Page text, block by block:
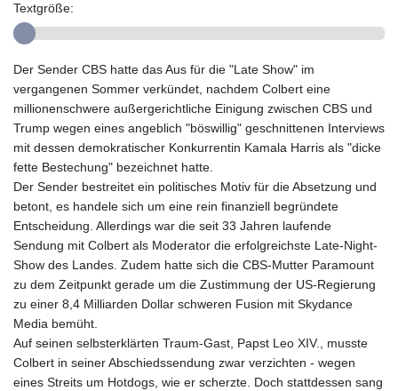
Textgröße:
Der Sender CBS hatte das Aus für die "Late Show" im
vergangenen Sommer verkündet, nachdem Colbert eine
millionenschwere außergerichtliche Einigung zwischen CBS und
Trump wegen eines angeblich "böswillig" geschnittenen Interviews
mit dessen demokratischer Konkurrentin Kamala Harris als "dicke
fette Bestechung" bezeichnet hatte.
Der Sender bestreitet ein politisches Motiv für die Absetzung und
betont, es handele sich um eine rein finanziell begründete
Entscheidung. Allerdings war die seit 33 Jahren laufende
Sendung mit Colbert als Moderator die erfolgreichste Late-Night-
Show des Landes. Zudem hatte sich die CBS-Mutter Paramount
zu dem Zeitpunkt gerade um die Zustimmung der US-Regierung
zu einer 8,4 Milliarden Dollar schweren Fusion mit Skydance
Media bemüht.
Auf seinen selbsterklärten Traum-Gast, Papst Leo XIV., musste
Colbert in seiner Abschiedssendung zwar verzichten - wegen
eines Streits um Hotdogs, wie er scherzte. Doch stattdessen sang